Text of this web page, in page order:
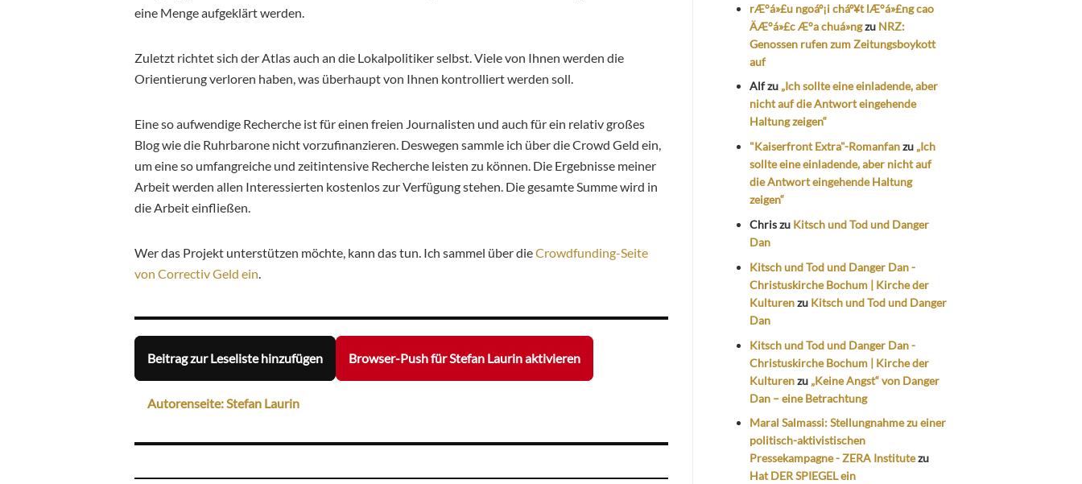
eine Menge aufgeklärt werden.
Zuletzt richtet sich der Atlas auch an die Lokalpolitiker selbst. Viele von Ihnen werden die
Orientierung verloren haben, was überhaupt von Ihnen kontrolliert werden soll.
Eine so aufwendige Recherche ist für einen freien Journalisten und auch für ein relativ großes
Blog wie die Ruhrbarone nicht vorzufinanzieren. Deswegen sammle ich über die Crowd Geld ein,
um eine so umfangreiche und zeitintensive Recherche leisten zu können. Die Ergebnisse meiner
Arbeit werden allen Interessierten kostenlos zur Verfügung stehen. Die gesamte Summe wird in
die Arbeit einfließen.
Wer das Projekt unterstützen möchte, kann das tun. Ich sammel über dieCrowdfunding-Seite
von Correctiv Geld ein
Beitrag zur Leseliste hinzufügen Browser-Push für Stefan Laurin aktivieren
Autorenseite: Stefan Laurin
rÆ°á»£u ngoáº¡i cháº¥t lÆ°á»£ng cao
ÄÆ°á»£c Æ°a chuá»ngzu NRZ:
Genossen rufen zum Zeitungsboykott
auf
Alfzu „Ich sollte eine einladende, aber
nicht auf die Antwort eingehende
Haltung zeigen“
"Kaiserfront Extra"-Romanfanzu „Ich
sollte eine einladende, aber nicht auf
die Antwort eingehende Haltung
zeigen“
Chriszu Kitsch und Tod und Danger
Dan
Kitsch und Tod und Danger Dan -
Christuskirche Bochum | Kirche der
Kulturenzu Kitsch und Tod und Danger
Dan
Kitsch und Tod und Danger Dan -
Christuskirche Bochum | Kirche der
Kulturenzu „Keine Angst“ von Danger
Dan – eine Betrachtung
Maral Salmassi: Stellungnahme zu einer
politisch-aktivistischen
Pressekampagne - ZERA Institutezu
Hat DER SPIEGEL ein